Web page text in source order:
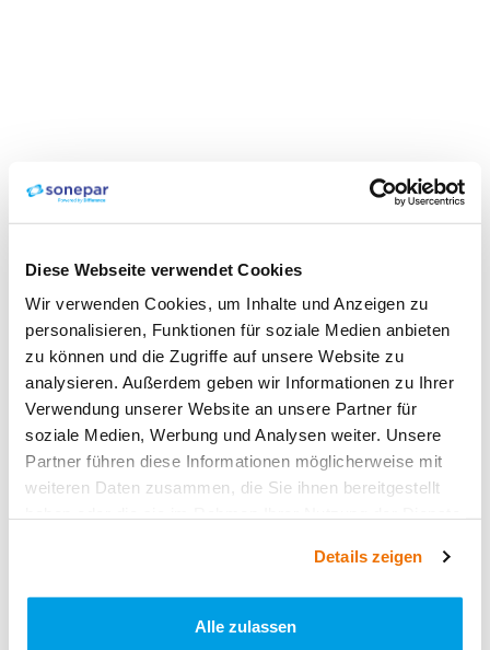
Diese Webseite verwendet Cookies
Wir verwenden Cookies, um Inhalte und Anzeigen zu
personalisieren, Funktionen für soziale Medien anbieten
zu können und die Zugriffe auf unsere Website zu
analysieren. Außerdem geben wir Informationen zu Ihrer
Verwendung unserer Website an unsere Partner für
soziale Medien, Werbung und Analysen weiter. Unsere
Partner führen diese Informationen möglicherweise mit
weiteren Daten zusammen, die Sie ihnen bereitgestellt
Details zeigen
Alle zulassen